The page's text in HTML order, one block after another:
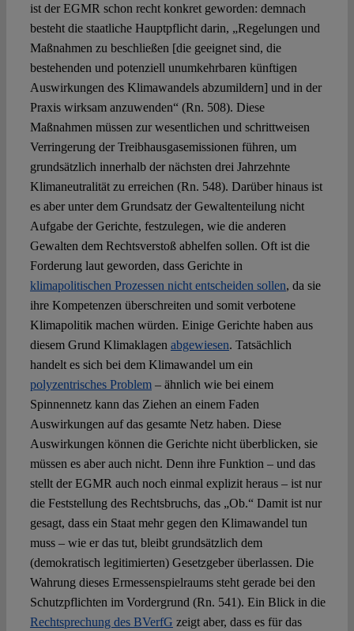
ist der EGMR schon recht konkret geworden: demnach
besteht die staatliche Hauptpflicht darin, „Regelungen und
Maßnahmen zu beschließen [die geeignet sind, die
bestehenden und potenziell unumkehrbaren künftigen
Auswirkungen des Klimawandels abzumildern] und in der
Praxis wirksam anzuwenden“ (Rn. 508). Diese
Maßnahmen müssen zur wesentlichen und schrittweisen
Verringerung der Treibhausgasemissionen führen, um
grundsätzlich innerhalb der nächsten drei Jahrzehnte
Klimaneutralität zu erreichen (Rn. 548). Darüber hinaus ist
es aber unter dem Grundsatz der Gewaltenteilung nicht
Aufgabe der Gerichte, festzulegen, wie die anderen
Gewalten dem Rechtsverstoß abhelfen sollen. Oft ist die
Forderung laut geworden, dass Gerichte in
klimapolitischen Prozessen nicht entscheiden sollen, da sie
ihre Kompetenzen überschreiten und somit verbotene
Klimapolitik machen würden. Einige Gerichte haben aus
diesem Grund Klimaklagen abgewiesen. Tatsächlich
handelt es sich bei dem Klimawandel um ein
polyzentrisches Problem– ähnlich wie bei einem
Spinnennetz kann das Ziehen an einem Faden
Auswirkungen auf das gesamte Netz haben. Diese
Auswirkungen können die Gerichte nicht überblicken, sie
müssen es aber auch nicht. Denn ihre Funktion – und das
stellt der EGMR auch noch einmal explizit heraus – ist nur
die Feststellung des Rechtsbruchs, das „Ob.“ Damit ist nur
gesagt, dass ein Staat mehr gegen den Klimawandel tun
muss – wie er das tut, bleibt grundsätzlich dem
(demokratisch legitimierten) Gesetzgeber überlassen. Die
Wahrung dieses Ermessenspielraums steht gerade bei den
Schutzpflichten im Vordergrund (Rn. 541). Ein Blick in die
Rechtsprechung des BVerfG zeigt aber, dass es für das